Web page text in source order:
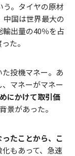
う。タイヤの原材
中国は世界最大の
出量の40％を占
た。
投機マネー。あ
マネーがマネー
にかけて取引価
景があった。
たことから、こ
もあって、急速